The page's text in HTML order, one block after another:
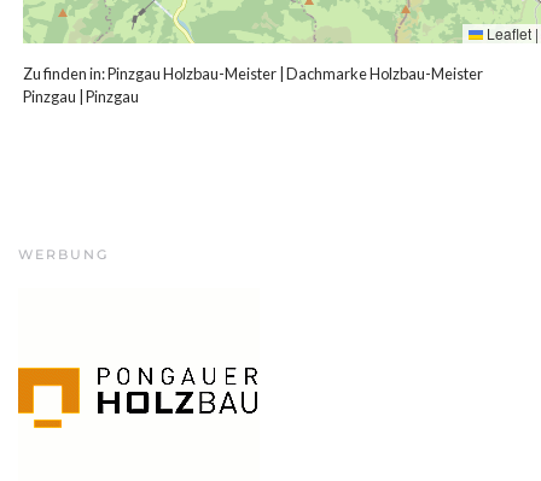
Leaflet |
Zu finden in:Pinzgau Holzbau-Meister Dachmarke Holzbau-Meister
Pinzgau Pinzgau
WERBUNG